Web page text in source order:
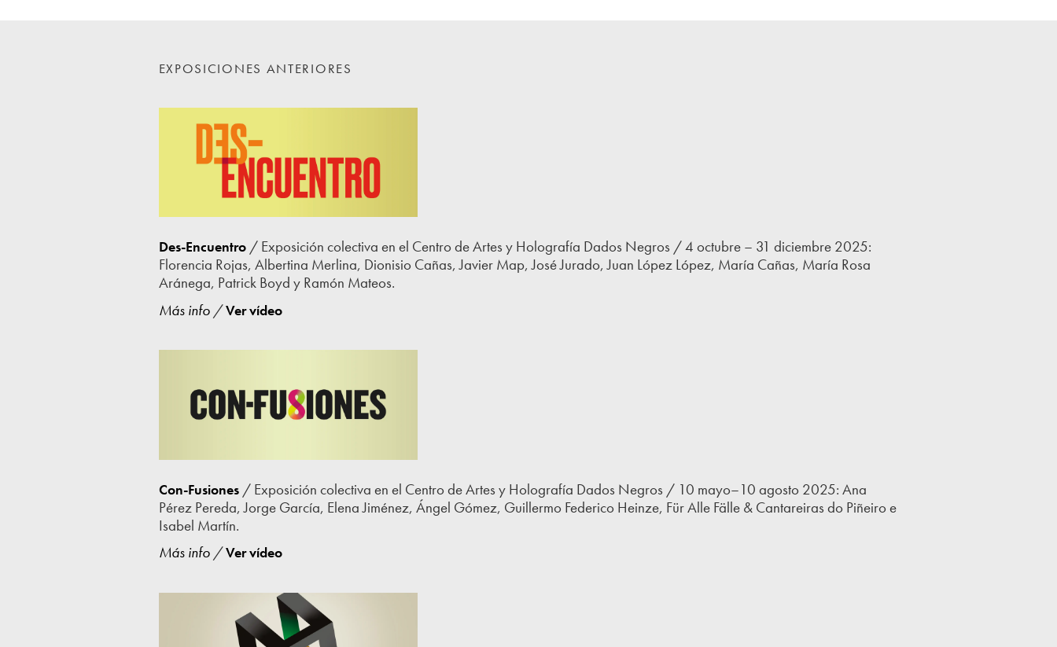
EXPOSICIONES ANTERIORES
Des-Encuentro/ Exposición colectiva en el Centro de Artes y Holografía Dados Negros / 4 octubre – 31 diciembre 2025:
Florencia Rojas, Albertina Merlina, Dionisio Cañas, Javier Map, José Jurado, Juan López López, María Cañas, María Rosa
Aránega, Patrick Boyd y Ramón Mateos.
Más info/Ver vídeo
Con-Fusiones/ Exposición colectiva en el Centro de Artes y Holografía Dados Negros / 10 mayo–10 agosto 2025: Ana
Pérez Pereda, Jorge García, Elena Jiménez, Ángel Gómez, Guillermo Federico Heinze, Für Alle Fälle & Cantareiras do Piñeiro e
Isabel Martín.
Más info/Ver vídeo